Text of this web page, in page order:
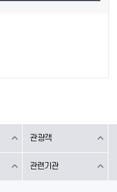
관광객
관련기관